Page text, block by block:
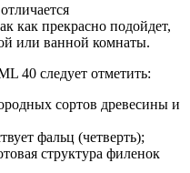
как прекрасно подойдет,
или ванной комнаты.
40 следует отметить:
сортов древесины и
фальц (четверть);
структура филенок